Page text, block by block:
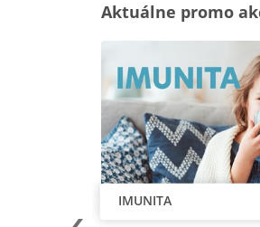
Aktuálne promo
IMUNITA